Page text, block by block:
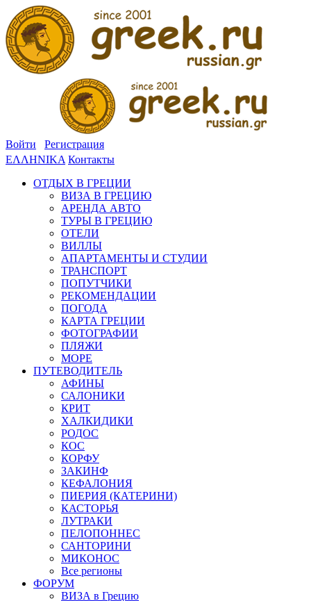
Войти
Регистрация
ΕΛΛΗΝΙΚΑ Контакты
ОТДЫХ В ГРЕЦИИ
ВИЗА В ГРЕЦИЮ
АРЕНДА АВТО
ТУРЫ В ГРЕЦИЮ
ОТЕЛИ
ВИЛЛЫ
АПАРТАМЕНТЫ И СТУДИИ
ТРАНСПОРТ
ПОПУТЧИКИ
РЕКОМЕНДАЦИИ
ПОГОДА
КАРТА ГРЕЦИИ
ФОТОГРАФИИ
ПЛЯЖИ
МОРЕ
ПУТЕВОДИТЕЛЬ
АФИНЫ
САЛОНИКИ
КРИТ
ХАЛКИДИКИ
РОДОС
КОС
КОРФУ
ЗАКИНФ
КЕФАЛОНИЯ
ПИЕРИЯ (КАТЕРИНИ)
КАСТОРЬЯ
ЛУТРАКИ
ПЕЛОПОННЕС
САНТОРИНИ
МИКОНОС
Все регионы
ФОРУМ
ВИЗА в Грецию